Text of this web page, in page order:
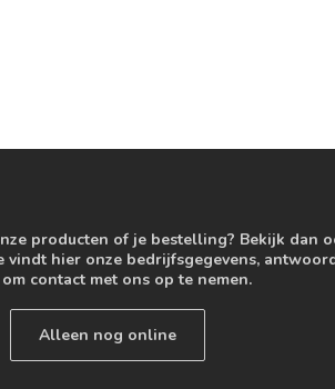
producten of je bestelling? Bekijk dan
vindt hier onze bedrijfsgegevens,
contact met ons op te nemen.
Alleen nog online